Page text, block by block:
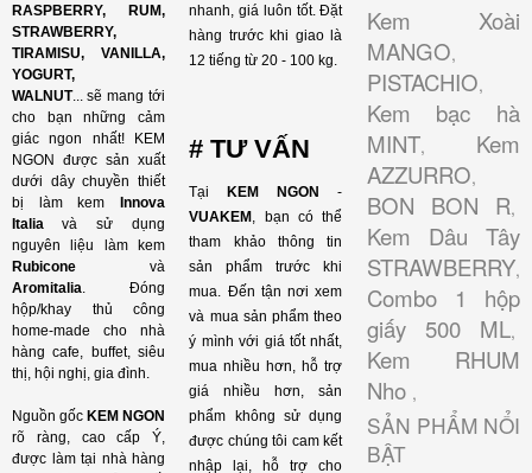
RASPBERRY, RUM,
STRAWBERRY,
TIRAMISU, VANILLA,
YOGURT,
WALNUT... sẽ mang tới
cho bạn những cảm
giác ngon nhất! KEM
NGON được sản xuất
dưới dây chuyền thiết
bị làm kem Innova
Italia và sử dụng
nguyên liệu làm kem
Rubicone và
Aromitalia . Đóng
hộp/khay thủ công
home-made cho nhà
hàng cafe, buffet, siêu
thị, hội nghị, gia đình.
Nguồn gốc KEM NGON
rõ ràng, cao cấp Ý,
được làm tại nhà hàng
nhanh, giá luôn tốt. Đặt
hàng trước khi giao là
12 tiếng từ 20 - 100 kg.
# TƯ VẤN
TạiKEM NGON -
VUAKEM , bạn có thể
tham khảo thông tin
sản phẩm trước khi
mua. Đến tận nơi xem
và mua sản phẩm theo
ý mình với giá tốt nhất,
mua nhiều hơn, hỗ trợ
giá nhiều hơn, sản
phẩm không sử dụng
được chúng tôi cam kết
nhập lại, hỗ trợ cho
Kem Xoài
MANGO,
PISTACHIO,
Kem bạc hà
MINT, Kem
AZZURRO,
BON BON R,
Kem Dâu Tây
STRAWBERRY,
Combo 1 hộp
giấy 500 ML,
Kem RHUM
Nho ,
SẢN PHẨM NỔI
BẬT